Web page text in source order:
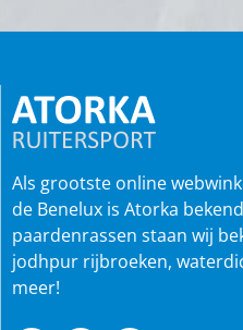
Als grootste online
de Benelux is Atorka
paardenrassen staan wij
jodhpur rijbroeken,
meer!